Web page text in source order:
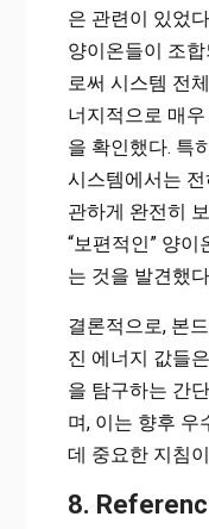
은 관련이 있었
양이온들이 조
로써 시스템 전
너지적으로 매우
을 확인했다. 특
시스템에서는
관하게 완전히
“보편적인” 양
는 것을 발견했
결론적으로, 본
진 에너지 값들
을 탐구하는 간
며, 이는 향후 우
데 중요한 지침
8.